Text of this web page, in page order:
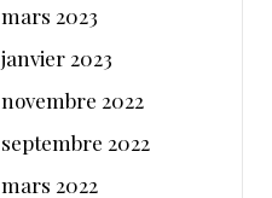
mars 2023
janvier 2023
novembre 2022
septembre 2022
mars 2022